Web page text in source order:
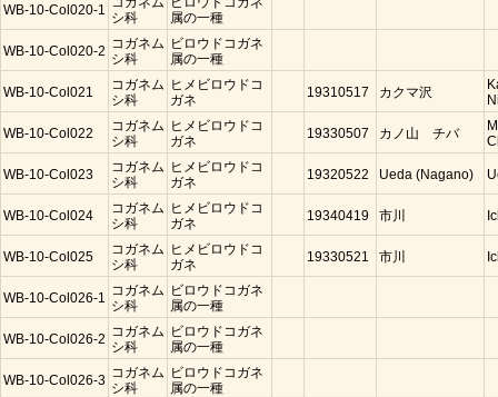
WB-10-Col020-1 シ科
属の一種
WB-10-Col020-2 コガネム
シ科
ビロウドコガネ
属の一種
WB-10-Col021
コガネム
シ科
ヒメビロウドコ
ガネ
19310517 カクマ沢
WB-10-Col022
コガネム
シ科
ヒメビロウドコ
ガネ
19330507 カノ山 チバ
WB-10-Col023
コガネム
シ科
ヒメビロウドコ
ガネ
19320522 Ueda (Nagano)
WB-10-Col024
コガネム
シ科
ヒメビロウドコ
ガネ
19340419 市川
WB-10-Col025
コガネム
シ科
ヒメビロウドコ
ガネ
19330521 市川
WB-10-Col026-1 コガネム
シ科
ビロウドコガネ
属の一種
WB-10-Col026-2 コガネム
シ科
ビロウドコガネ
属の一種
WB-10-Col026-3 コガネム
シ科
ビロウドコガネ
属の一種